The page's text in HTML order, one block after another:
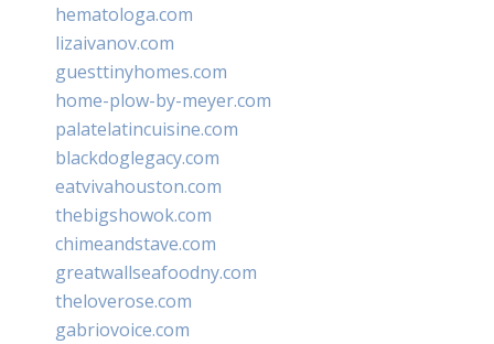
hematologa.com
lizaivanov.com
guesttinyhomes.com
home-plow-by-meyer.com
palatelatincuisine.com
blackdoglegacy.com
eatvivahouston.com
thebigshowok.com
chimeandstave.com
greatwallseafoodny.com
theloverose.com
gabriovoice.com